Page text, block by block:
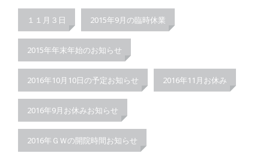
１１月３日 2015年9月の臨時休業
2015年年末年始のお知らせ
2016年10月10日の予定お知らせ 2016年11月お休み
2016年9月お休みお知らせ
2016年ＧＷの開院時間お知らせ